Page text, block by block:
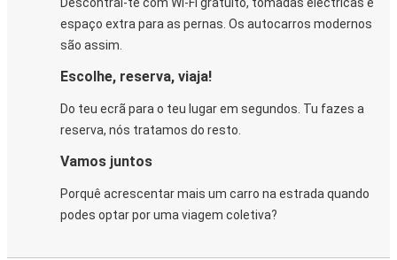
espaço extra para as pernas. Os autocarros modernos
são assim.
Escolhe, reserva, viaja!
Do teu ecrã para o teu lugar em segundos. Tu fazes a
reserva, nós tratamos do resto.
Vamos juntos
Porquê acrescentar mais um carro na estrada quando
podes optar por uma viagem coletiva?